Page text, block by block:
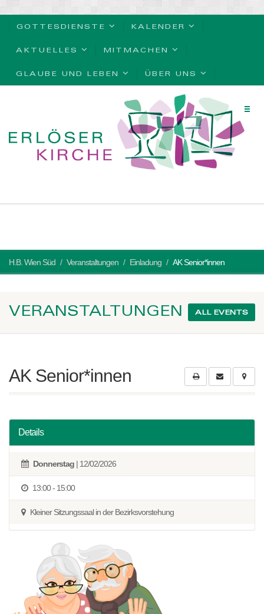
GOTTESDIENSTE KALENDER
AKTUELLES MITMACHEN
GLAUBE UND LEBEN ÜBER UNS
H.B. Wien Süd Veranstaltungen Einladung AK Senior*innen
VERANSTALTUNGEN ALL EVENTS
AK Senior*innen
Details
Donnerstag | 12/02/2026
13:00 - 15:00
Kleiner Sitzungssaal in der Bezirksvorstehung